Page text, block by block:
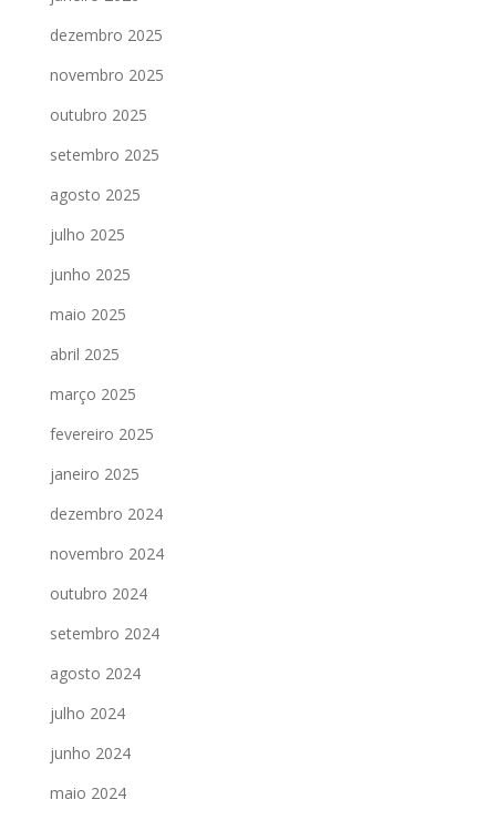
dezembro 2025
novembro 2025
outubro 2025
setembro 2025
agosto 2025
julho 2025
junho 2025
maio 2025
abril 2025
março 2025
fevereiro 2025
janeiro 2025
dezembro 2024
novembro 2024
outubro 2024
setembro 2024
agosto 2024
julho 2024
junho 2024
maio 2024